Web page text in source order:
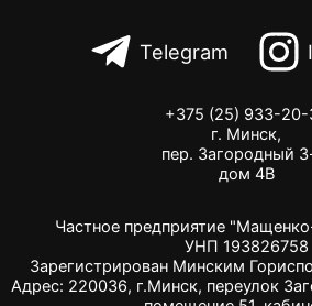
Telegram
+375 (25) 933-20-
г. Минск,
пер. Загородный
дом 4В
Частное предприятие
УНП 193826758
Зарегистрирован Минским
Адрес: 220036, г.Минск, переулок